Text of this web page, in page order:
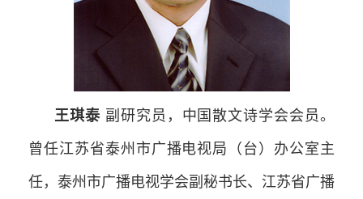
王琪泰副研究员，中国散文诗学会会员。
曾任江苏省泰州市广播电视局（台）办公室主
任，泰州市广播电视学会副秘书长、江苏省广播